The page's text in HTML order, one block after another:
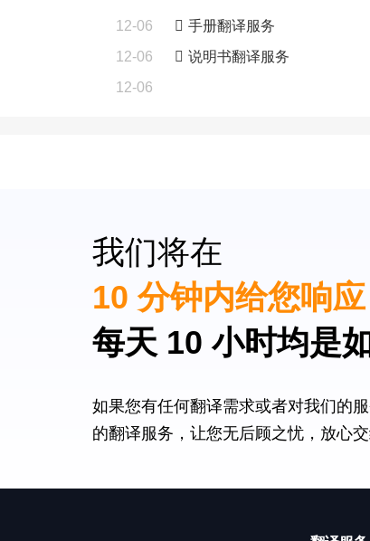
12-06 手册翻译服务
12-06 说明书翻译服务
12-06
我们将在
10 分钟内给您响应
每天 10 小时均是
如果您有任何翻译需求或者对我们的
的翻译服务，让您无后顾之忧，放心交